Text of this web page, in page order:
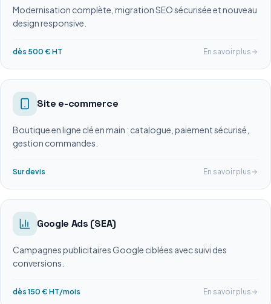
Modernisation complète, migration SEO sécurisée et nouveau
design responsive.
dès 500 € HT En savoir plus
Site e-commerce
Boutique en ligne clé en main : catalogue, paiement sécurisé,
gestion commandes.
Sur devis En savoir plus
Google Ads (SEA)
Campagnes publicitaires Google ciblées avec suivi des
conversions.
dès 150 € HT/mois En savoir plus